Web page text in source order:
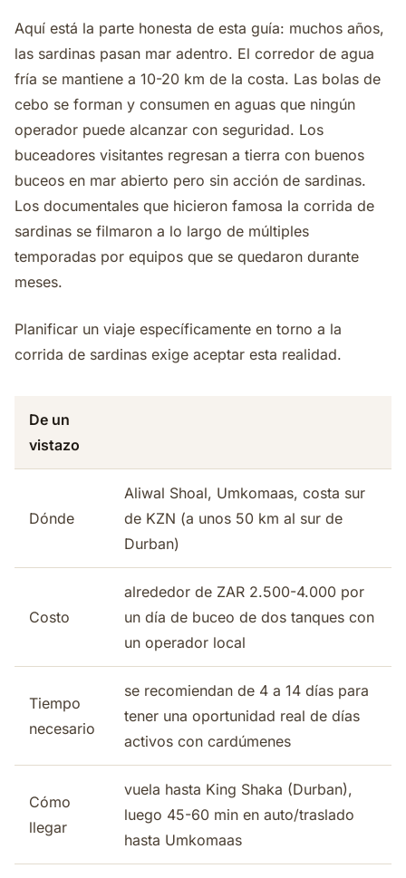
Aquí está la parte honesta de esta guía: muchos años,
las sardinas pasan mar adentro. El corredor de agua
fría se mantiene a 10-20 km de la costa. Las bolas de
cebo se forman y consumen en aguas que ningún
operador puede alcanzar con seguridad. Los
buceadores visitantes regresan a tierra con buenos
buceos en mar abierto pero sin acción de sardinas.
Los documentales que hicieron famosa la corrida de
sardinas se filmaron a lo largo de múltiples
temporadas por equipos que se quedaron durante
meses.
Planificar un viaje específicamente en torno a la
corrida de sardinas exige aceptar esta realidad.
De un
vistazo
Dónde
Aliwal Shoal, Umkomaas, costa sur
de KZN (a unos 50 km al sur de
Durban)
Costo
alrededor de ZAR 2.500-4.000 por
un día de buceo de dos tanques con
un operador local
Tiempo
necesario
se recomiendan de 4 a 14 días para
tener una oportunidad real de días
activos con cardúmenes
Cómo
llegar
vuela hasta King Shaka (Durban),
luego 45-60 min en auto/traslado
hasta Umkomaas